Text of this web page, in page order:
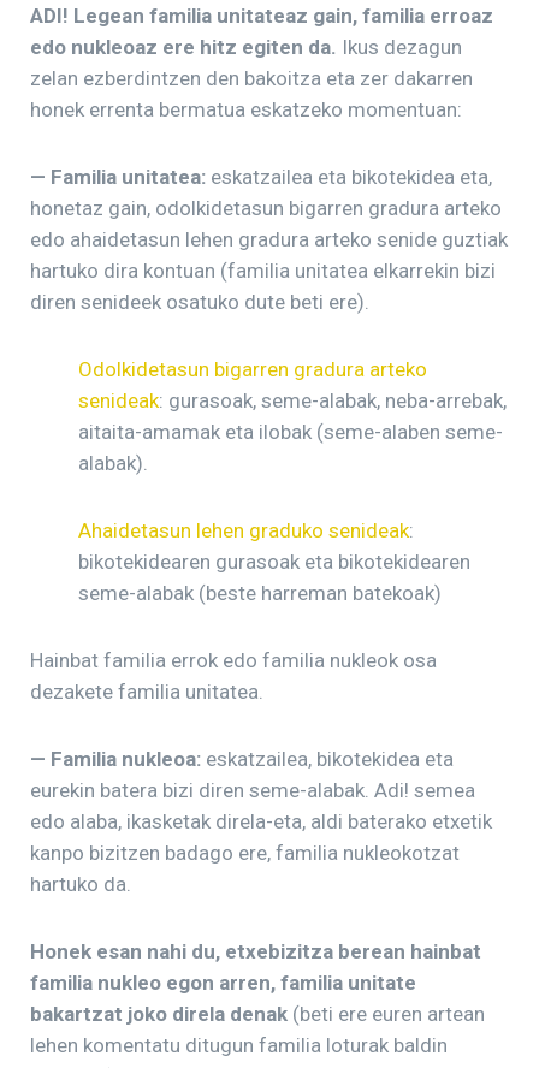
ADI! Legean familia unitateaz gain, familia erroaz
edo nukleoaz ere hitz egiten da. Ikus dezagun
zelan ezberdintzen den bakoitza eta zer dakarren
honek errenta bermatua eskatzeko momentuan:
— Familia unitatea: eskatzailea eta bikotekidea eta,
honetaz gain, odolkidetasun bigarren gradura arteko
edo ahaidetasun lehen gradura arteko senide guztiak
hartuko dira kontuan (familia unitatea elkarrekin bizi
diren senideek osatuko dute beti ere).
Odolkidetasun bigarren gradura arteko
senideak: gurasoak, seme-alabak, neba-arrebak,
aitaita-amamak eta ilobak (seme-alaben seme-
alabak).
Ahaidetasun lehen graduko senideak:
bikotekidearen gurasoak eta bikotekidearen
seme-alabak (beste harreman batekoak)
Hainbat familia errok edo familia nukleok osa
dezakete familia unitatea.
— Familia nukleoa: eskatzailea, bikotekidea eta
eurekin batera bizi diren seme-alabak. Adi! semea
edo alaba, ikasketak direla-eta, aldi baterako etxetik
kanpo bizitzen badago ere, familia nukleokotzat
hartuko da.
Honek esan nahi du, etxebizitza berean hainbat
familia nukleo egon arren, familia unitate
bakartzat joko direla denak (beti ere euren artean
lehen komentatu ditugun familia loturak baldin